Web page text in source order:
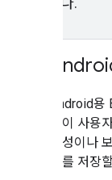
Android
앱이 사용
잡성이나
보를 저장